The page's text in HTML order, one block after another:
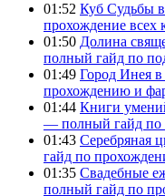
01:52 Куб Судьбы
прохождение всех
01:50 Долина
полный гайд по
01:49 Город Инея
прохождению и
01:44 Книги
— полный гайд по
01:43 Серебряная
гайд по
01:35 Свадебные
полный гайд по